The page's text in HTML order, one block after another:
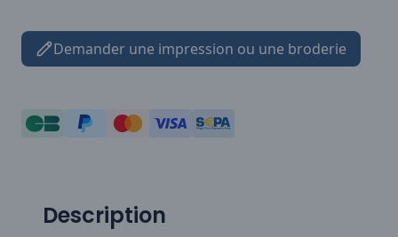
Demander une impression ou une broderie
Description